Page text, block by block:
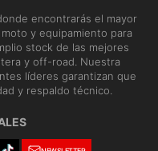
encontrarás el mayor
y equipamiento para
stock de las mejores
y off-road. Nuestra
líderes garantizan que
y respaldo técnico.